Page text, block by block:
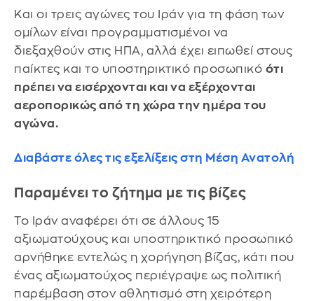
Και οι τρεις αγώνες του Ιράν για τη φάση των
ομίλων είναι προγραμματισμένοι να
διεξαχθούν στις ΗΠΑ, αλλά έχει ειπωθεί στους
παίκτες και το υποστηρικτικό προσωπικό ότι
πρέπει να εισέρχονται και να εξέρχονται
αεροπορικώς από τη χώρα την ημέρα του
αγώνα.
Διαβάστε όλες τις εξελίξεις στη Μέση Ανατολή
Παραμένει το ζήτημα με τις βίζες
Το Ιράν αναφέρει ότι σε άλλους 15
αξιωματούχους και υποστηρικτικό προσωπικό
αρνήθηκε εντελώς η χορήγηση βίζας, κάτι που
ένας αξιωματούχος περιέγραψε ως πολιτική
παρέμβαση στον αθλητισμό στη χειρότερη